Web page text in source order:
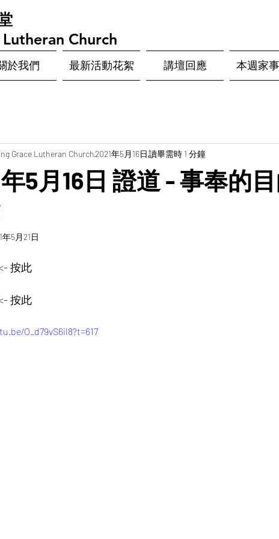
Church
於我們 最新活動花絮 講壇回應 本週家
5月16日 證道 - 事奉的
Grace Lutheran Church2021年5月16日讀畢需時 1 分鐘
年5月21日
按此
按此
O_d79vS6il8?t=617